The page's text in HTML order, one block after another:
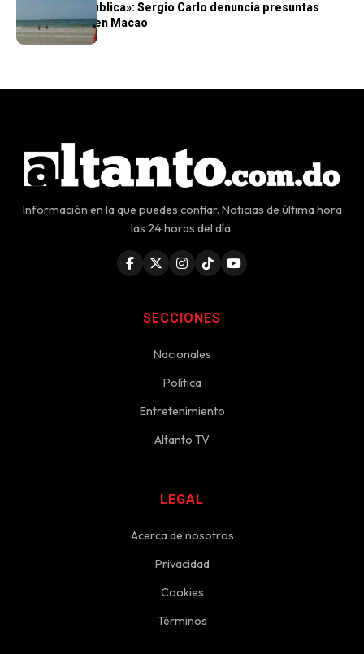
«La playa es pública»: Sergio Carlo denuncia presuntas
restricciones en Macao
Información en la que puedes confiar. Noticias de última hora
las 24 horas del día.
SECCIONES
Nacionales
Política
Entretenimiento
Altanto TV
LEGAL
Acerca de nosotros
Privacidad
Cookies
Términos